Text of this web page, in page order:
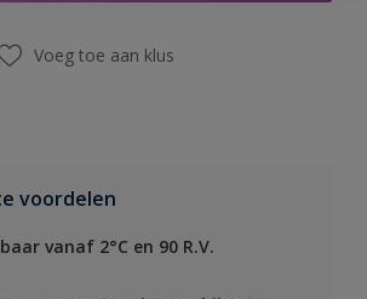
Voeg toe aan klus
voordelen
vanaf 2°C en 90 R.V.